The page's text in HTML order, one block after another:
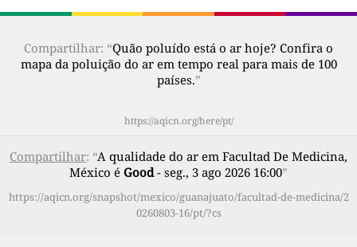
Compartilhar: “Quão poluído está o ar hoje? Confira o
mapa da poluição do ar em tempo real para mais de 100
países.”
https://aqicn.org/here/pt/
Compartilhar: “A qualidade do ar em Facultad De Medicina,
México é Good- seg., 3 ago 2026 16:00”
https://aqicn.org/snapshot/mexico/guanajuato/facultad-de-medicina/2
0260803-16/pt/?cs